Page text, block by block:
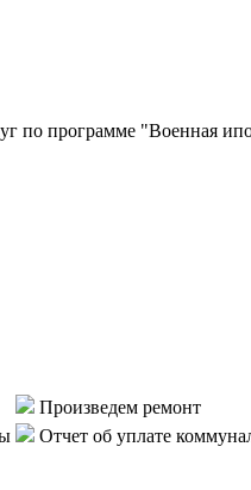
по программе "Военная
Произведем ремонт
Отчет об уплате